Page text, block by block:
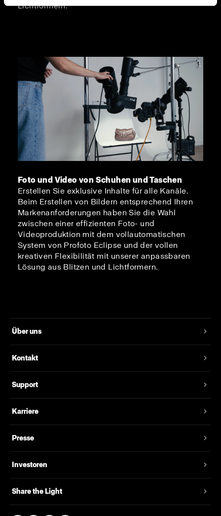
Lichtformern.
Foto und Video von Schuhen und Taschen
Erstellen Sie exklusive Inhalte für alle Kanäle.
Beim Erstellen von Bildern entsprechend Ihren
Markenanforderungen haben Sie die Wahl
zwischen einer effizienten Foto- und
Videoproduktion mit dem vollautomatischen
System von Profoto Eclipse und der vollen
kreativen Flexibilität mit unserer anpassbaren
Lösung aus Blitzen und Lichtformern.
Über uns
Kontakt
Support
Karriere
Presse
Investoren
Share the Light